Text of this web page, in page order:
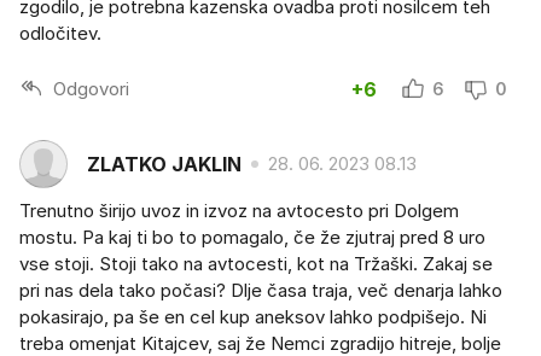
zgodilo, je potrebna kazenska ovadba proti nosilcem teh
odločitev.
Odgovori +6 6 0
ZLATKO JAKLIN 28. 06. 2023 08.13
Trenutno širijo uvoz in izvoz na avtocesto pri Dolgem
mostu. Pa kaj ti bo to pomagalo, če že zjutraj pred 8 uro
vse stoji. Stoji tako na avtocesti, kot na Tržaški. Zakaj se
pri nas dela tako počasi? Dlje časa traja, več denarja lahko
pokasirajo, pa še en cel kup aneksov lahko podpišejo. Ni
treba omenjat Kitajcev, saj že Nemci zgradijo hitreje, bolje